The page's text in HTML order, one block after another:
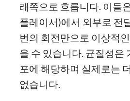
래쪽으로 흐릅니다. 이들
플레이서)에서 외부로 전
번의 회전만으로 이상적
을 수 있습니다. 균질성은
포에 해당하며 실제로는
없습니다.